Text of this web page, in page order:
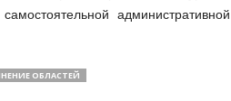
административной
ОБЛАСТЕЙ